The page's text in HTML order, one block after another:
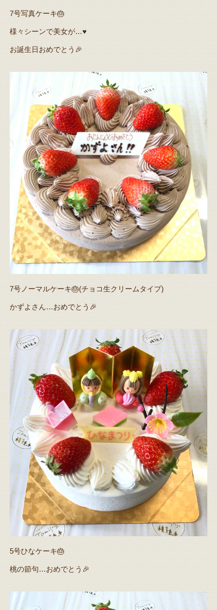
7号写真ケーキ🎂
様々シーンで美女が…♥️
お誕生日おめでとう🎉
7号ノーマルケーキ🎂(チョコ生クリームタイプ)
かずよさん…おめでとう🎉
5号ひなケーキ🎂
桃の節句…おめでとう🎉